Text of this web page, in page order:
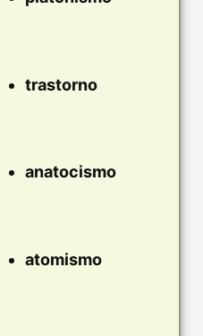
trastorno
anatocismo
atomismo